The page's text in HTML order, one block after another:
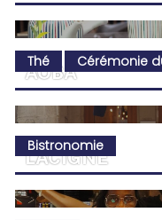
AOBA
LACIGNE
Thé Cérémonie
Bistronomie